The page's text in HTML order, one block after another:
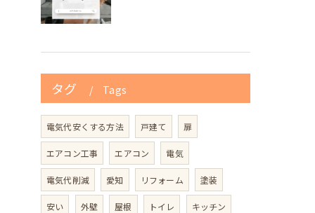
タグ Tags
電気代安くする方法 戸建て 扉
エアコン工事 エアコン 電気
電気代削減 愛知 リフォーム 塗装
安い 外壁 屋根 トイレ キッチン